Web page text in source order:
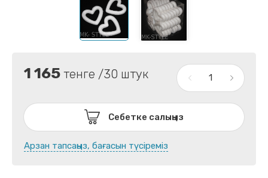
1 165 тенге /30 штук
Себетке салыңыз
Арзан тапсаңыз, бағасын түсіреміз